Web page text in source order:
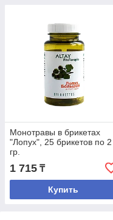
Монотравы в брикетах
"Лопух", 25 брикетов по 2
гр.
1 715 ₸
Купить